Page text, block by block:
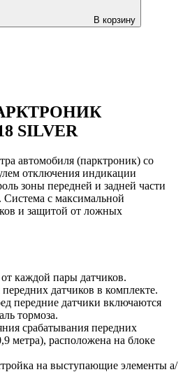
В корзину
SILVER
автомобиля (парктроник) со
отключения индикации
зоны передней и задней части
Система с максимальной
и защитой от ложных
каждой пары датчиков.
датчиков в комплекте.
передние датчики включаются
тормоза.
срабатывания передних
метра), расположена на блоке
на выступающие элементы а/